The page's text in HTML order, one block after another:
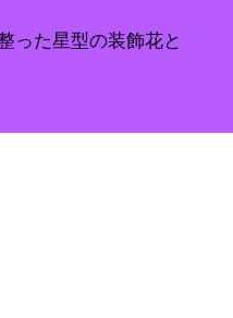
った星型の装飾花と